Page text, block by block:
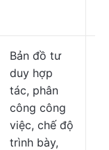
Bản đồ tư
duy hợp
tác, phân
công công
việc, chế độ
trình bày,